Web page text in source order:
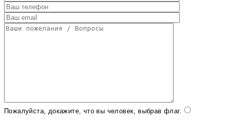
Пожалуйста, докажите, что вы человек, выбрав флаг.